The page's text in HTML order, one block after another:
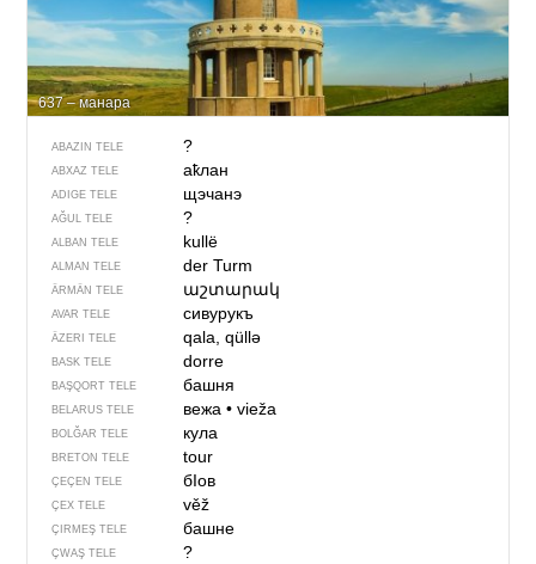
637 – манара
ABAZIN TELE ?
ABXAZ TELE аҟлан
ADIGE TELE щэчанэ
AĞUL TELE ?
ALBAN TELE kullë
ALMAN TELE der Turm
ÄRMÄN TELE աշտարակ
AVAR TELE сивурукъ
ÄZERI TELE qala, qüllə
BASK TELE dorre
BAŞQORT TELE башня
BELARUS TELE вежа• vieža
BOLĞAR TELE кула
BRETON TELE tour
ÇEÇEN TELE бIов
ÇEX TELE věž
ÇIRMEŞ TELE башне
ÇWAŞ TELE ?